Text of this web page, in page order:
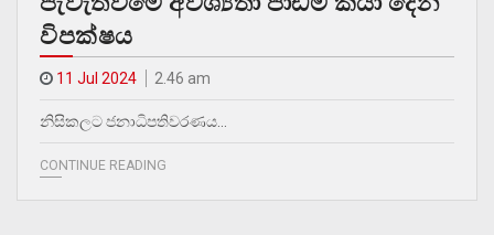
විපක්ෂය
11 Jul 2024 2.46 am
නිසිකලට ජනාධිපතිවරණය…
CONTINUE READING